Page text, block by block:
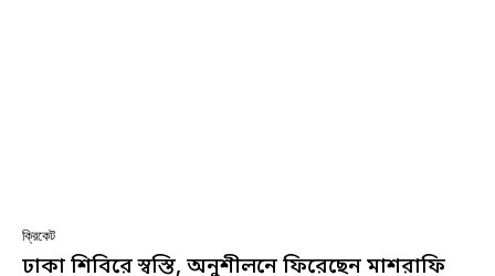
ক্রিকেট
ঢাকা শিবিরে স্বস্তি, অনুশীলনে ফিরেছেন মাশরাফি